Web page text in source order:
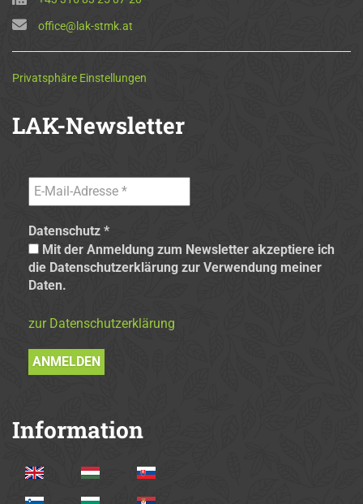
office@lak-stmk.at
Privatsphäre Einstellungen
LAK-Newsletter
Datenschutz *
Mit der Anmeldung zum Newsletter akzeptiere ich
die Datenschutzerklärung zur Verwendung meiner
Daten.
zur Datenschutzerklärung
Information